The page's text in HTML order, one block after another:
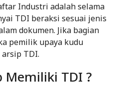
Industri adalah selama
TDI beraksi sesuai jenis
dokumen. Jika bagian
pemilik upaya kudu
TDI.
Memiliki TDI ?